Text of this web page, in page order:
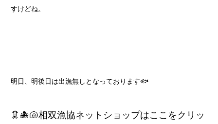
すけどね。
明日、明後日は出漁無しとなっております🐟
🦑🐙🐚相双漁協ネットショップはここをクリッ